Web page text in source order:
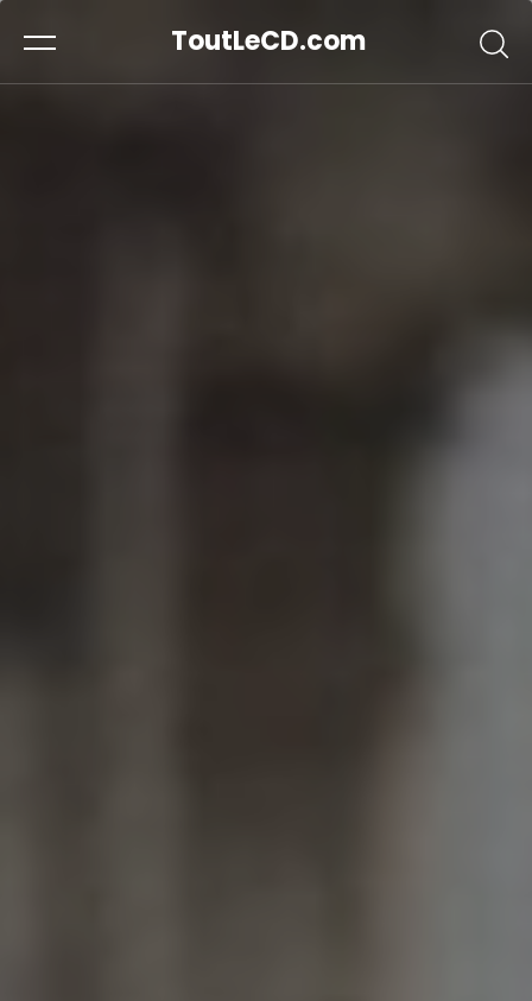
ToutLeCD.com